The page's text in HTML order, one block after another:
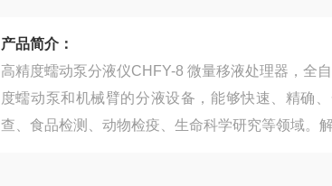
产品简介：
高精度蠕动泵分液仪CHFY-8 微量移液处理器，全
度蠕动泵和机械臂的分液设备，能够快速、精确
查、食品检测、动物检疫、生命科学研究等领域。